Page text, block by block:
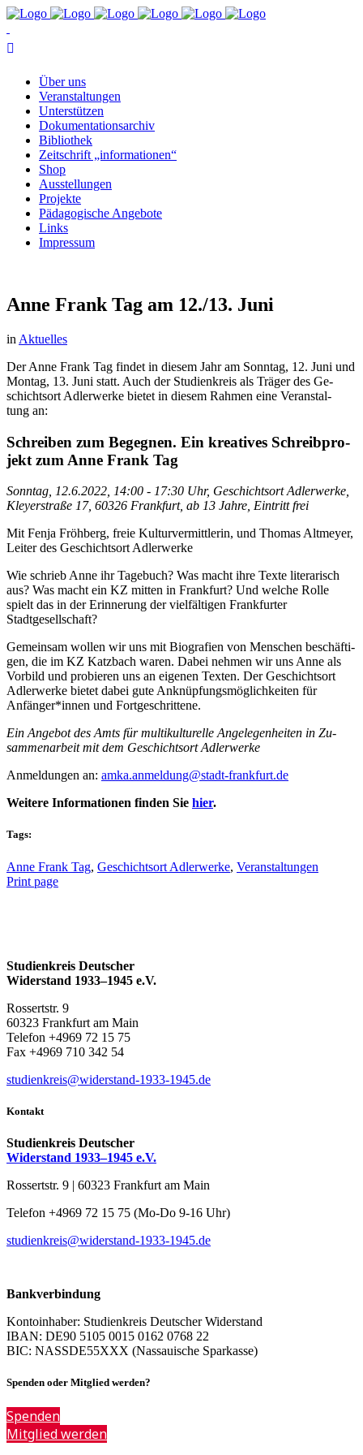
Über uns
Ver­an­stal­tun­gen
Un­ter­stüt­zen
Do­ku­men­ta­ti­ons­ar­chiv
Bi­blio­thek
Zeit­schrift „in­for­ma­tio­nen“
Shop
Aus­stel­lun­gen
Pro­jek­te
Päd­ago­gi­sche Angebote
Links
Im­pres­sum
An­ne Frank Tag am 12./13. Juni
in Aktuelles
Der An­ne Frank Tag fin­det in die­sem Jahr am Sonn­tag, 12. Ju­ni und
Mon­tag, 13. Ju­ni statt. Auch der Stu­di­en­kreis als Trä­ger des Ge­
schichts­ort Ad­ler­wer­ke bie­tet in die­sem Rah­men ei­ne Ver­an­stal­
tung an:
Schrei­ben zum Be­geg­nen. Ein krea­ti­ves Schreib­pro­
jekt zum An­ne Frank Tag
Sonn­tag, 12.6.2022, 14:00 - 17:30 Uhr, Ge­schichts­ort Ad­ler­wer­ke,
Kley­er­stra­ße 17, 60326 Frank­furt, ab 13 Jah­re, Ein­tritt frei
Mit Fen­ja Fröh­berg, freie Kul­tur­ver­mitt­le­rin, und Tho­mas Alt­mey­er,
Lei­ter des Ge­schichts­ort Adlerwerke
Wie schrieb An­ne ihr Ta­ge­buch? Was macht ih­re Tex­te li­te­ra­risch
aus? Was macht ein KZ mit­ten in Frank­furt? Und wel­che Rol­le
spielt das in der Er­in­ne­rung der viel­fäl­ti­gen Frank­fur­ter
Stadtgesellschaft?
Ge­mein­sam wol­len wir uns mit Bio­gra­fien von Men­schen be­schäf­ti­
gen, die im KZ Katz­bach wa­ren. Da­bei neh­men wir uns An­ne als
Vor­bild und pro­bie­ren uns an ei­ge­nen Tex­ten. Der Ge­schichts­ort
Ad­ler­wer­ke bie­tet da­bei gu­te An­knüp­fungs­mög­lich­kei­ten für
Anfänger*innen und Fortgeschrittene.
Ein An­ge­bot des Amts für mul­ti­kul­tu­rel­le An­ge­le­gen­hei­ten in Zu­
sam­men­ar­beit mit dem Ge­schichts­ort Adlerwerke
An­mel­dun­gen an: amka.​anmeldung@​stadt-​frankfurt.​de
Wei­te­re In­for­ma­tio­nen fin­den Sie hier.
Tags:
Anne Frank Tag, Geschichtsort Adlerwerke, Veranstaltungen
Print page
Studienkreis Deutscher
Widerstand 1933–1945 e.V.
Rossertstr. 9
60323 Frankfurt am Main
Telefon +4969 72 15 75
Fax +4969 710 342 54
studienkreis@widerstand-1933-1945.de
Kontakt
Studienkreis Deutscher
Widerstand 1933–1945 e.V.
Rossertstr. 9 | 60323 Frankfurt am Main
Telefon +4969 72 15 75 (Mo-Do 9-16 Uhr)
studienkreis@widerstand-1933-1945.de
Bankverbindung
Kontoinhaber: Studienkreis Deutscher Widerstand
IBAN: DE90 5105 0015 0162 0768 22
BIC: NASSDE55XXX (Nassauische Sparkasse)
Spenden oder Mitglied werden?
Spenden
Mitglied werden